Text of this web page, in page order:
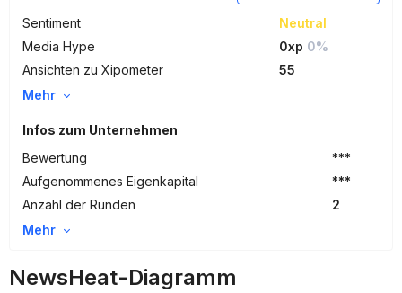
Sentiment
Neutral
Media Hype
0xp 0%
Ansichten zu Xipometer
55
Mehr
Infos zum Unternehmen
Bewertung
***
Aufgenommenes Eigenkapital
***
Anzahl der Runden
2
Mehr
NewsHeat-Diagramm